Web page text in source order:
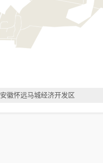
安徽怀远马城经济开发区